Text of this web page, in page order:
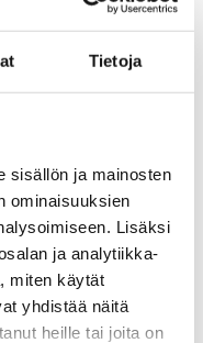
Tietoja
sisällön ja mainosten
ominaisuuksien
Lisäksi
ja analytiikka-
miten käytät
yhdistää näitä
heille tai joita on